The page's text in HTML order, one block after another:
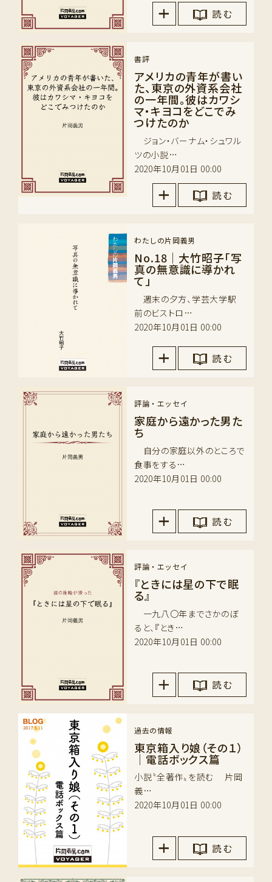
読 む
書評
アメリカの青年が書い
た、東京の外資系会社
の一年間。彼はカワシ
マ・キヨコをどこでみ
つけたのか
ジョン・バーナム・シュワル
ツの小説…
2020年10月01日 00:00
読 む
わたしの片岡義男
No.18｜大竹昭子「写
真の無意識に導かれ
て」
週末の夕方、学芸大学駅
前のビストロ…
2020年10月01日 00:00
読 む
評論・エッセイ
家庭から遠かった男た
ち
自分の家庭以外のところで
食事をする…
2020年10月01日 00:00
読 む
評論・エッセイ
『ときには星の下で眠
る』
一九八〇年までさかのぼ
ると、『とき…
2020年10月01日 00:00
読 む
過去の情報
東京箱入り娘（その１）
｜電話ボックス篇
小説〝全著作〟を読む 片岡
義…
2020年10月01日 00:00
読 む